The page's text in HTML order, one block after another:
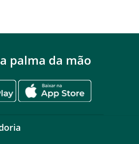
palma da mão